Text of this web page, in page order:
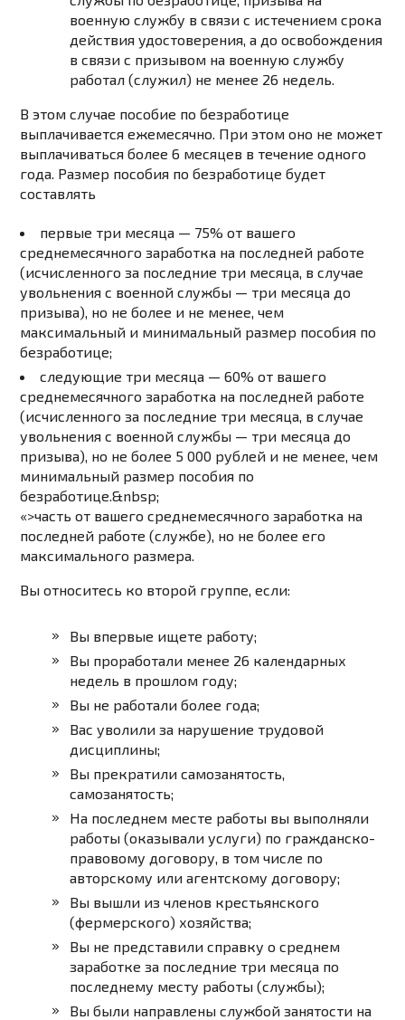
военную службу в связи с истечением срока
действия удостоверения, а до освобождения
в связи с призывом на военную службу
работал (служил) не менее 26 недель.
В этом случае пособие по безработице
выплачивается ежемесячно. При этом оно не может
выплачиваться более 6 месяцев в течение одного
года. Размер пособия по безработице будет
составлять
первые три месяца — 75% от вашего
среднемесячного заработка на последней работе
(исчисленного за последние три месяца, в случае
увольнения с военной службы — три месяца до
призыва), но не более и не менее, чем
максимальный и минимальный размер пособия по
безработице;
следующие три месяца — 60% от вашего
среднемесячного заработка на последней работе
(исчисленного за последние три месяца, в случае
увольнения с военной службы — три месяца до
призыва), но не более 5 000 рублей и не менее, чем
минимальный размер пособия по
безработице.&nbsp;
«>часть от вашего среднемесячного заработка на
последней работе (службе), но не более его
максимального размера.
Вы относитесь ко второй группе, если:
Вы впервые ищете работу;
Вы проработали менее 26 календарных
недель в прошлом году;
Вы не работали более года;
Вас уволили за нарушение трудовой
дисциплины;
Вы прекратили самозанятость,
самозанятость;
На последнем месте работы вы выполняли
работы (оказывали услуги) по гражданско-
правовому договору, в том числе по
авторскому или агентскому договору;
Вы вышли из членов крестьянского
(фермерского) хозяйства;
Вы не представили справку о среднем
заработке за последние три месяца по
последнему месту работы (службы);
Вы были направлены службой занятости на